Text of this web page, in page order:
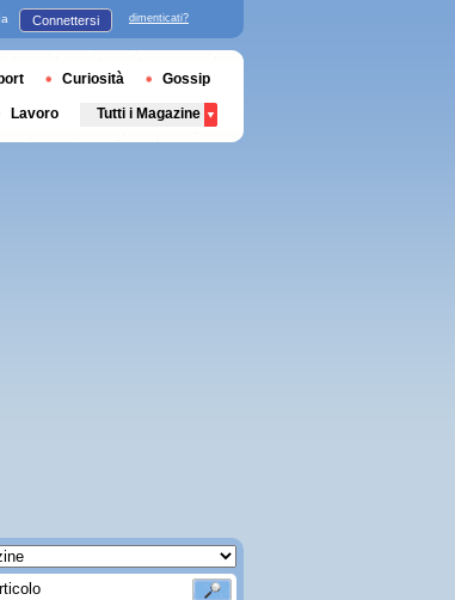
Connettersi dimenticati?
Curiosità Gossip
Lavoro Tutti i Magazine